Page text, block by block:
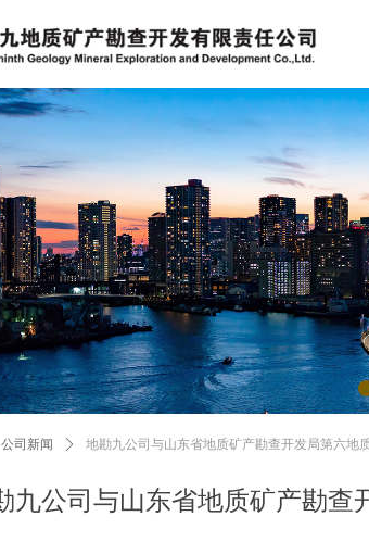
优势，服务地方经济建设
业地质、旅游地质调查 地理信息
九公司与山东省地质矿产勘查
公司新闻 ꄲ 地勘九公司与山东省地质矿产勘查开发局第六地